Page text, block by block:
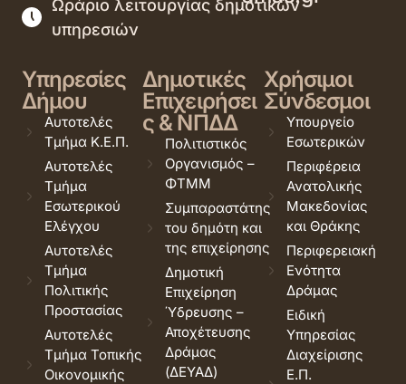
Ωράριο λειτουργίας δημοτικών
υπηρεσιών
Υπηρεσίες
Δήμου
Αυτοτελές
Τμήμα Κ.Ε.Π.
Αυτοτελές
Τμήμα
Εσωτερικού
Ελέγχου
Αυτοτελές
Τμήμα
Πολιτικής
Προστασίας
Αυτοτελές
Τμήμα Τοπικής
Οικονομικής
Δημοτικές
Επιχειρήσει
ς & ΝΠΔΔ
Πολιτιστικός
Οργανισμός –
ΦΤΜΜ
Συμπαραστάτης
του δημότη και
της επιχείρησης
Δημοτική
Επιχείρηση
Ύδρευσης –
Αποχέτευσης
Δράμας
(ΔΕΥΑΔ)
Χρήσιμοι
Σύνδεσμοι
Υπουργείο
Εσωτερικών
Περιφέρεια
Ανατολικής
Μακεδονίας
και Θράκης
Περιφερειακή
Ενότητα
Δράμας
Ειδική
Υπηρεσίας
Διαχείρισης
Ε.Π.